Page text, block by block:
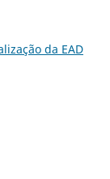
da EAD